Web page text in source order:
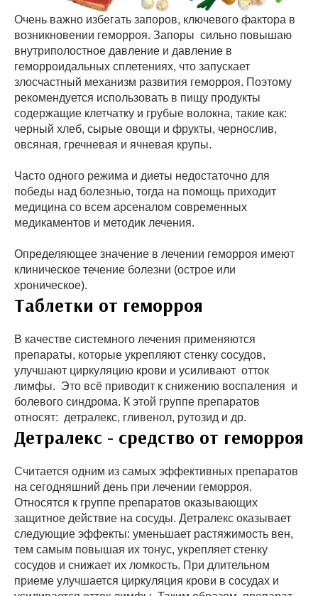
Очень важно избегать запоров, ключевого фактора в
возникновении геморроя. Запоры сильно повышаю
внутриполостное давление и давление в
геморроидальных сплетениях, что запускает
злосчастный механизм развития геморроя. Поэтому
рекомендуется использовать в пищу продукты
содержащие клетчатку и грубые волокна, такие как:
черный хлеб, сырые овощи и фрукты, чернослив,
овсяная, гречневая и ячневая крупы.
Часто одного режима и диеты недостаточно для
победы над болезнью, тогда на помощь приходит
медицина со всем арсеналом современных
медикаментов и методик лечения.
Определяющее значение в лечении геморроя имеют
клиническое течение болезни (острое или
хроническое).
Таблетки от геморроя
В качестве системного лечения применяются
препараты, которые укрепляют стенку сосудов,
улучшают циркуляцию крови и усиливают отток
лимфы. Это всё приводит к снижению воспаления и
болевого синдрома. К этой группе препаратов
относят: детралекс, гливенол, рутозид и др.
Детралекс - средство от геморроя
Считается одним из самых эффективных препаратов
на сегодняшний день при лечении геморроя.
Относятся к группе препаратов оказывающих
защитное действие на сосуды. Детралекс оказывает
следующие эффекты: уменьшает растяжимость вен,
тем самым повышая их тонус, укрепляет стенку
сосудов и снижает их ломкость. При длительном
приеме улучшается циркуляция крови в сосудах и